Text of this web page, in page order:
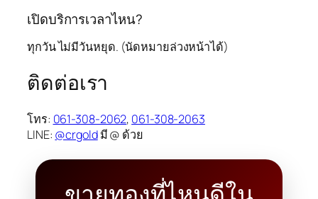
เปิดบริการเวลาไหน?
ทุกวัน ไม่มีวันหยุด. (นัดหมายล่วงหน้าได้)
ติดต่อเรา
โทร: 061-308-2062, 061-308-2063
LINE: @crgoldมี @ ด้วย